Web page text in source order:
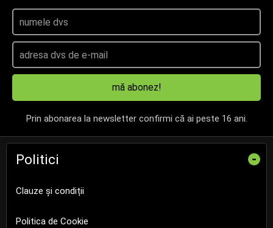
mă abonez!
Prin abonarea la newsletter confirmi că ai peste 16 ani.
Politici -
Clauze și condiții
Politica de Cookie